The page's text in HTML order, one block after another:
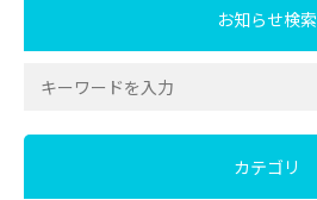
お知らせ検索
カテゴリ